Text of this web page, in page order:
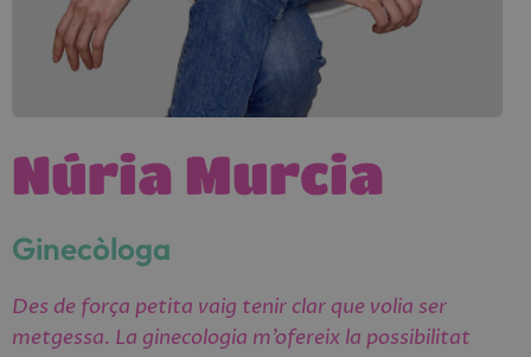
Núria Murcia
Ginecòloga
Des de força petita vaig tenir clar que volia ser
metgessa. La ginecologia m’ofereix la possibilitat